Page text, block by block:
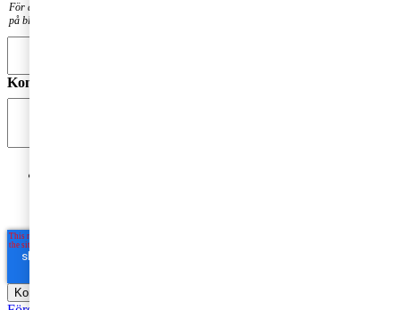
För att få en notis när din fråga har besvarats. Din mailadress kommer inte att publiceras
på bloggen.
Kommentar